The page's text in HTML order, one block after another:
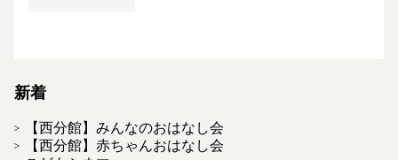
新着
【西分館】みんなのおはなし会
【西分館】赤ちゃんおはなし会